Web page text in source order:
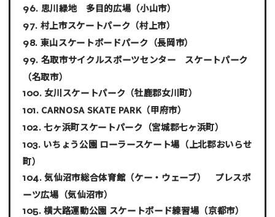
思川緑地 多目的広場 （小山市）
村上市スケートパーク （村上市）
東山スケートボードパーク （長岡市）
名取市サイクルスポーツセンター スケートパーク
（名取市）
女川スケートパーク （牡鹿郡女川町）
CARNOSA SKATE PARK（甲府市）
七ヶ浜町スケートパーク （宮城郡七ヶ浜町）
いちょう公園 ローラースケート場 （上北郡おいらせ
町）
気仙沼市総合体育館（ケー・ウェーブ） プレスポ
ーツ広場 （気仙沼市）
横大路運動公園 スケートボード練習場 （京都市）